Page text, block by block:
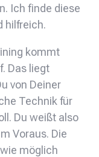
Ich finde diese
hilfreich.
kommt
Das liegt
von Deiner
Technik für
Du weißt also
Voraus. Die
möglich